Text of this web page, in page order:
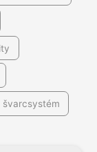
švarcsystém